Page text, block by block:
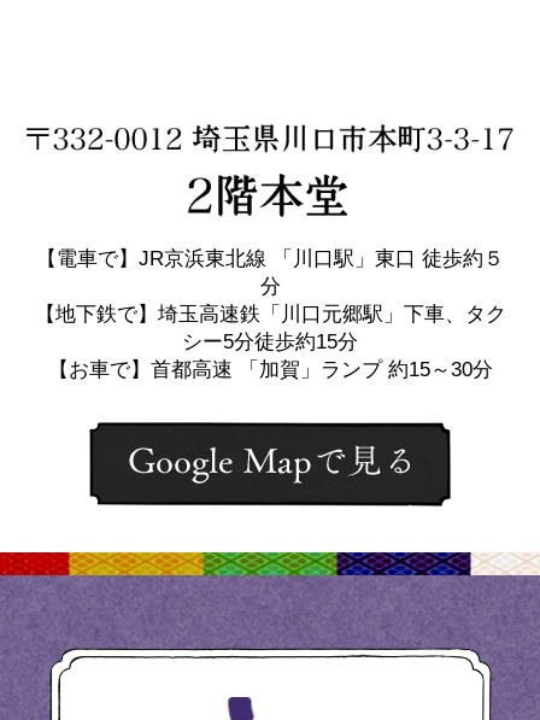
【電車で】JR京浜東北線 「川口駅」東口 徒歩約５
分
【地下鉄で】埼玉高速鉄「川口元郷駅」下車、タク
シー5分徒歩約15分
【お車で】首都高速 「加賀」ランプ 約15～30分